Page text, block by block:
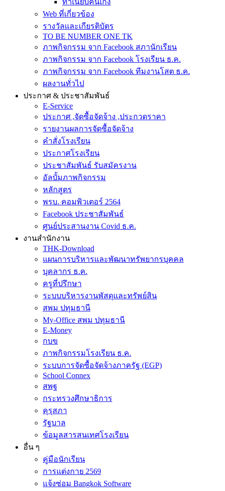
ทำเนียบคนเก่ง
Web ที่เกี่ยวข้อง
รางวัลและเกียรติบัตร
TO BE NUMBER ONE TK
ภาพกิจกรรม จาก Facebook สภานักเรียน
ภาพกิจกรรม จาก Facebook โรงเรียน ธ.ค.
ภาพกิจกรรม จาก Facebook ทีมงานโสต ธ.ค.
ผลงานทั่วไป
ประกาศ & ประชาสัมพันธ์
E-Service
ประกาศ ,จัดซื้อจัดจ้าง ,ประกวดราคา
รายงานผลการจัดซื้อจัดจ้าง
คำสั่งโรงเรียน
ประกาศโรงเรียน
ประชาสัมพันธ์ รับสมัครงาน
อัลบั้มภาพกิจกรรม
หลักสูตร
พรบ. คอมพิวเตอร์ 2564
Facebook ประชาสัมพันธ์
ศูนย์ประสานงาน Covid ธ.ค.
งานสำนักงาน
THK-Download
แผนการบริหารและพัฒนาทรัพยากรบุคคล
บุคลากร ธ.ค.
ครูที่ปรึกษา
ระบบบริหารงานพัสดุและทรัพย์สิน
สพม ปทุมธานี
My-Office สพม ปทุมธานี
E-Money
กบข
ภาพกิจกรรมโรงเรียน ธ.ค.
ระบบการจัดซื้อจัดจ้างภาครัฐ (EGP)
School Connex
สพฐ
กระทรวงศึกษาธิการ
คุรุสภา
รัฐบาล
ข้อมูลสารสนเทศโรงเรียน
อื่น ๆ
คู่มือนักเรียน
การแต่งกาย 2569
แจ้งซ่อม Bangkok Software